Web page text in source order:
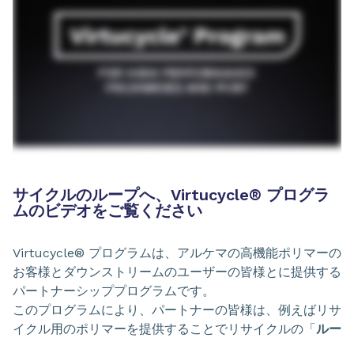
サイクルのループへ、Virtucycle® プログラ
ムのビデオをご覧ください
Virtucycle® プログラムは、アルケマの高機能ポリマーの
お客様とダウンストリームのユーザーの皆様とに提供する
パートナーシッププログラムです。
このプログラムにより、パートナーの皆様は、例えばリサ
イクル用のポリマーを提供することでリサイクルの「 ルー